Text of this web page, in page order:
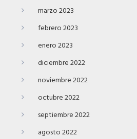
marzo 2023
febrero 2023
enero 2023
diciembre 2022
noviembre 2022
octubre 2022
septiembre 2022
agosto 2022